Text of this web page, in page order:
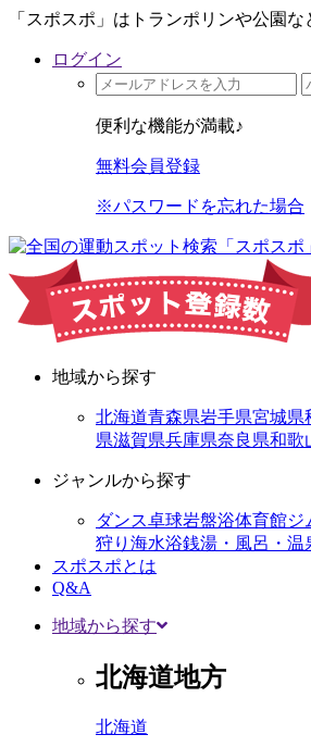
「スポスポ」はトランポリンや公園
ログイン
便利な機能が満載♪
無料会員登録
※パスワードを忘れた場合
地域から探す
北海道青森県岩手県宮城県
県滋賀県兵庫県奈良県和歌
ジャンルから探す
ダンス卓球岩盤浴体育館ジ
狩り 海水浴銭湯・風呂・温
スポスポとは
Q&A
地域から探す
北海道地方
北海道